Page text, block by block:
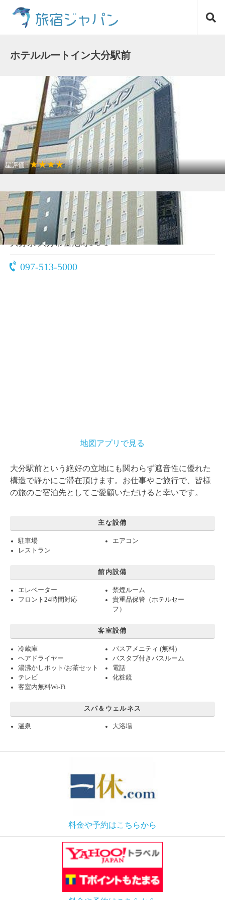
旅宿ジャパン
ホテルルートイン大分駅前
星評価 :★★★★
駅近
〒870-0026
大分県 大分市金池町1-3-1
097-513-5000
地図アプリで見る
大分駅前という絶好の立地にも関わらず遮音性に優れた
構造で静かにご滞在頂けます。お仕事やご旅行で、皆様
の旅のご宿泊先としてご愛顧いただけると幸いです。
主な設備
駐車場
エアコン
レストラン
館内設備
エレベーター
禁煙ルーム
フロント24時間対応
貴重品保管（ホテルセー
フ）
客室設備
冷蔵庫
バスアメニティ (無料)
ヘアドライヤー
バスタブ付きバスルーム
湯沸かしポット/お茶セット
電話
テレビ
化粧鏡
客室内無料Wi-Fi
スパ＆ウェルネス
温泉 大浴場
料金や予約はこちらから